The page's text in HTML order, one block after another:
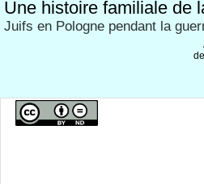
Une histoire familiale de
Juifs en Pologne pendant la